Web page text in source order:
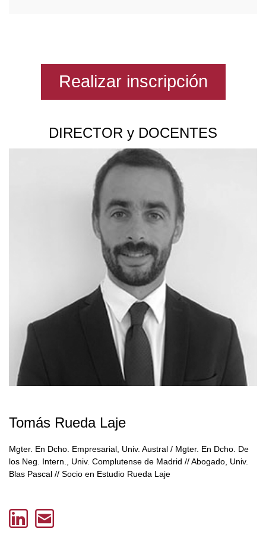
Realizar inscripción
DIRECTOR y DOCENTES
Tomás Rueda Laje
Mgter. En Dcho. Empresarial, Univ. Austral / Mgter. En Dcho. De
los Neg. Intern., Univ. Complutense de Madrid // Abogado, Univ.
Blas Pascal // Socio en Estudio Rueda Laje